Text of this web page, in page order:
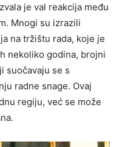
je val reakcija među
Mnogi su izrazili
na tržištu rada, koje je
nekoliko godina, brojni
suočavaju se s
radne snage. Ovaj
regiju, već se može